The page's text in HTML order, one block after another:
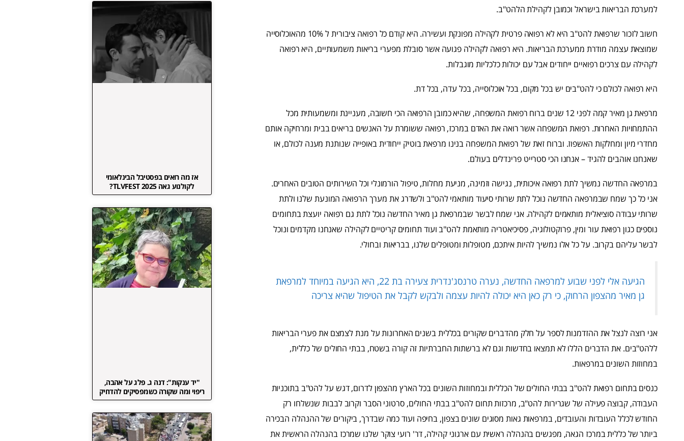
למערכת הבריאות בישראל וכמובן לקהילת הלהט"ב.
חשוב לזכור שרפואת להט"ב היא לא רפואה פרטית לקהילה מפונקת ועשירה. היא קודם כל רפואה ציבורית ל 10% מהאוכלוסייה
שמוצאת עצמה מודרת ממערכת הבריאות. היא רפואה לקהילה פגועה אשר סובלת מפערי בריאות משמעותיים, היא רפואה
לקהילה עם צרכים רפואיים ייחודים אבל עם יכולות כלכליות מוגבלות.
היא רפואה לכולם כי להט"בים יש בכל מקום, בכל אוכלוסייה, בכל עדה, בכל דת.
מרפאת גן מאיר קמה לפני 12 שנים ברוח רפואת המשפחה, שהיא כמובן הרפואה הכי חשובה, מעניינת ומשמעותית מכל
ההתמחויות האחרות. רפואת המשפחה אשר רואה את האדם במרכז, רפואה ששומרת על האנשים בריאים בבית ומרחיקה אותם
מחדרי מיון ומחלקות האשפוז. וברוח זאת של רפואת המשפחה בנינו מרפאת בוטיק ייחודית באופייה שנותנת מענה לכולם, או
שאנחנו אוהבים להגיד – אנחנו הכי סטרייט פרינדלים בעולם.
במרפאה החדשה נמשיך לתת רפואה איכותית, נגישה וזמינה, מניעת מחלות, טיפול הורמונלי וכל השירותים הטובים האחרים.
אני כל כך שמח שבמרפאה החדשה נוכל לתת שרותי סיעוד מותאמי להט"ב ולשדרג את מערך הרפואה המונעת שלנו ולתת
שרותי עבודה סוציאלית מותאמים לקהילה. אני שמח לבשר שבמרפאת גן מאיר החדשה נוכל לתת גם רפואה יועצת בתחומים
נוספים כגון רפואת עור ומין, פרוקטולוגיה, פסיכיאטריה מותאמת להט"ב ועוד תחומים קריטיים לקהילה שאנחנו מקדמים ונוכל
לבשר עליהם בקרוב. על כל אלו נמשיך להיות איתכם, מטופלות ומטופלים שלנו, בבריאות ובחולי.
הגיעה אלי לפני שבוע למרפאה החדשה, נערה טרנסג'נדרית צעירה בת 22, היא הגיעה במיוחד למרפאת
גן מאיר מהצפון הרחוק, כי רק כאן היא יכולה להיות עצמה ולבקש לקבל את הטיפול שהיא צריכה
אני רוצה לנצל את ההזדמנות לספר על חלק מהדברים שקורים בכללית בשנים האחרונות על מנת לצמצם את פערי הבריאות
ללהט"בים. את הדברים הללו לא תמצאו בחדשות וגם לא ברשתות החברתיות זה קורה בשטח, בבתי החולים של כללית,
במחוזות השונים במרפאות.
כנסים בתחום רפואת להט"ב בבתי החולים של הכללית ובמחוזות השונים בכל הארץ מהצפון לדרום, דגש על להט"ב בתוכניות
העבודה, קבוצה פעילה של שגרירות להט"ב, מרכזות תחום להט"ב בבתי החולים, סרטוני הסבר וקרוב לבבות שנשלחו רק
החודש לכלל העובדות והעובדים, במרפאות גאות מסוגים שונים בצפון, בחיפה ועוד כמה שבדרך, ביקורים של ההנהלה הבכירה
ביותר של כללית במרכז הגאה, מפגשים בהנהלה ראשית עם ארגוני קהילה, דר' רועי צוקר שלנו שמרכז בהנהלה הראשית את
אז מה רואים בפסטיבל הבינלאומי
לקולנוע גאה TLVFEST 2025?
"יד ענקות": דנה ג. פלג על אהבה,
ריפוי ומה שקורה כשמפסיקים להדחיק